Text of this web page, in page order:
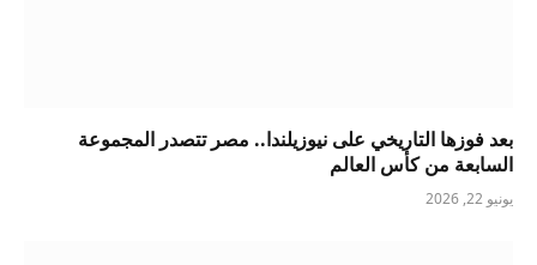
بعد فوزها التاريخي على نيوزيلندا.. مصر تتصدر المجموعة
السابعة من كأس العالم
يونيو 22, 2026